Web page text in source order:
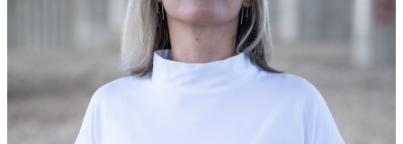
hvězdiček.